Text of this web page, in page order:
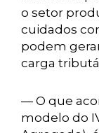
o setor
cuidados
podem
carga
— O que
modelo do